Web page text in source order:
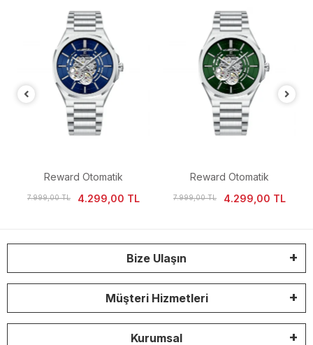
Reward Otomatik
Mekanizma İskelet Kadran
7.999,00 TL 4.299,00 TL
Reward Otomatik
Mekanizma İskelet Kadran
7.999,00 TL 4.299,00 TL
Bize Ulaşın
Müşteri Hizmetleri
Kurumsal